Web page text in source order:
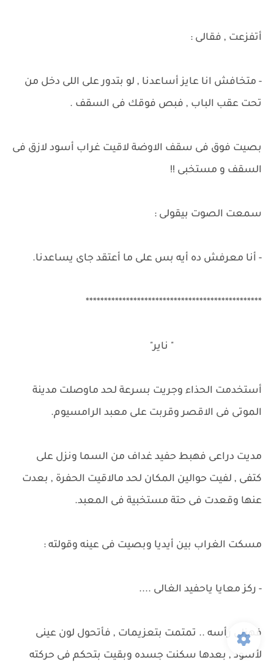
أتفزعت , فقالى :
- متخافش انا عايز أساعدنا , لو بتدور على اللى دخل من
تحت عقب الباب , فبص فوقك فى السقف .
بصيت فوق فى سقف الاوضة لاقيت غراب أسود لازق فى
السقف و مستخبى !!
سمعت الصوت بيقولى :
- أنا معرفش ده أيه بس على ما أعتقد جاى يساعدنا.
************************************************
" ناير"
أستخدمت الحذاء وجريت بسرعة لحد ماوصلت مدينة
الموتى فى الاقصر وقربت على معبد الرامسيوم.
مديت دراعى فهبط حفيد غداف من السما ونزل على
كتفى , لفيت حوالين المكان لحد مالاقيت الحفرة , بعدت
عنها وقعدت فى حتة مستخبية فى المعبد.
مسكت الغراب بين أيديا وبصيت فى عينه وقولته :
- ركز معايا ياحفيد الغالى ....
فهزلى رأسه .. تمتمت بتعزيمات , فأتحول لون عينى
لأسود , بعدها سكنت جسده وبقيت بتحكم فى حركته